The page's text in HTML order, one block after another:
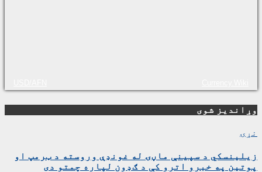
وړاندیز شوی
نړۍ
زیلینسکي د سپینې ماڼۍ له غونډې وروسته د ټرمپ او
پوتین په خبرو اترو کې د ګډون لپاره چمتو دی